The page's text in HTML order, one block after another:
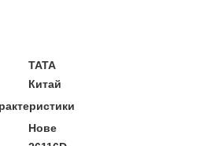
TATA
Китай
Нове